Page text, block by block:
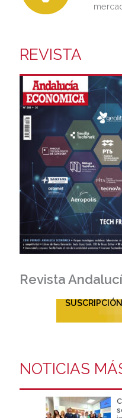
REVISTA
Revista
SUSCRIPCIÓN
NOTICIAS